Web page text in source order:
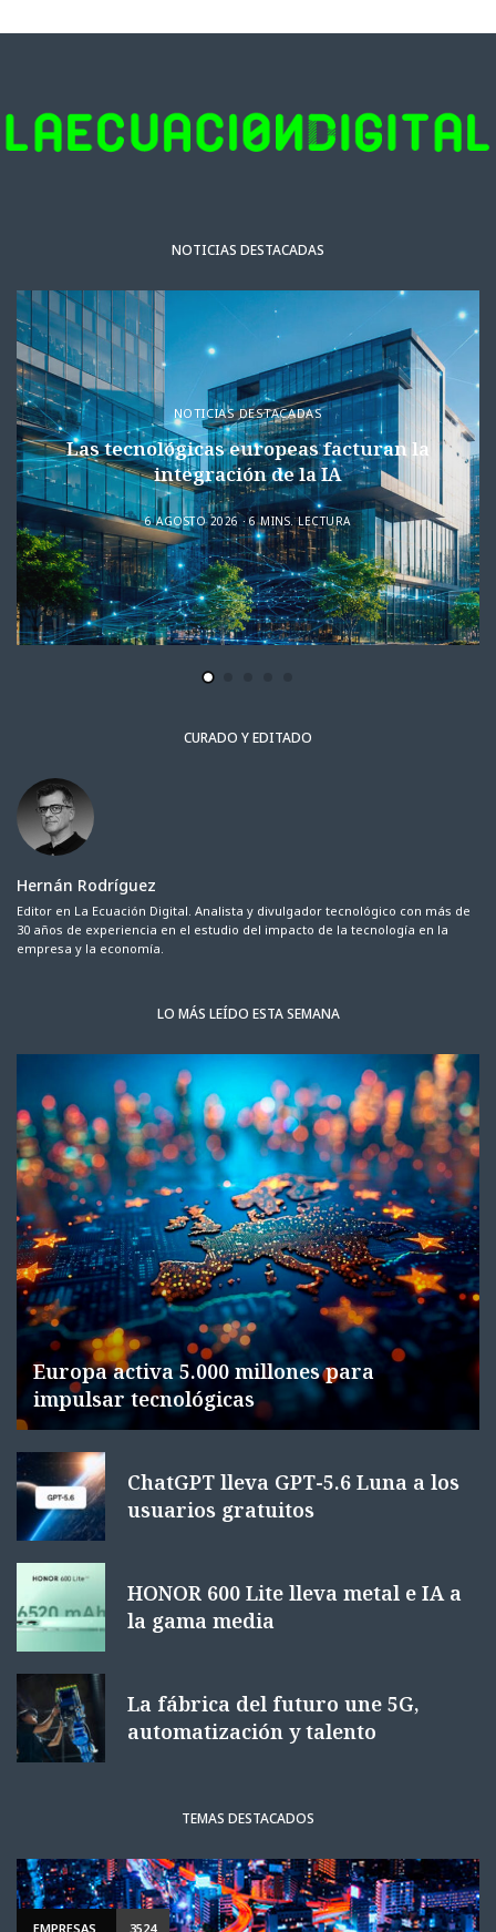
NOTICIAS DESTACADAS
NOTICIAS DESTACADAS
Las tecnológicas europeas facturan la
integración de la IA
6 AGOSTO 2026 6 MINS. LECTURA
CURADO Y EDITADO
Hernán Rodríguez
Editor en La Ecuación Digital. Analista y divulgador tecnológico con más de
30 años de experiencia en el estudio del impacto de la tecnología en la
empresa y la economía.
LO MÁS LEÍDO ESTA SEMANA
Europa activa 5.000 millones para
impulsar tecnológicas
ChatGPT lleva GPT-5.6 Luna a los
usuarios gratuitos
HONOR 600 Lite lleva metal e IA a
la gama media
La fábrica del futuro une 5G,
automatización y talento
TEMAS DESTACADOS
EMPRESAS 3524